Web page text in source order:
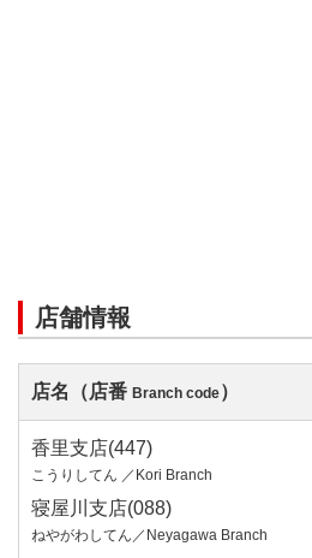
店舗情報
店名（店番 Branch code）
香里支店(447)
こうりしてん ／Kori Branch
寝屋川支店(088)
ねやがわしてん／Neyagawa Branch